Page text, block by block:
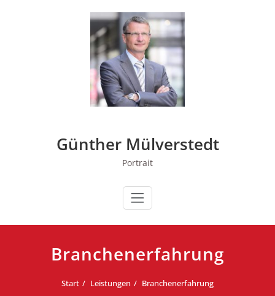
Günther Mülverstedt
Portrait
Branchenerfahrung
Start Leistungen Branchenerfahrung